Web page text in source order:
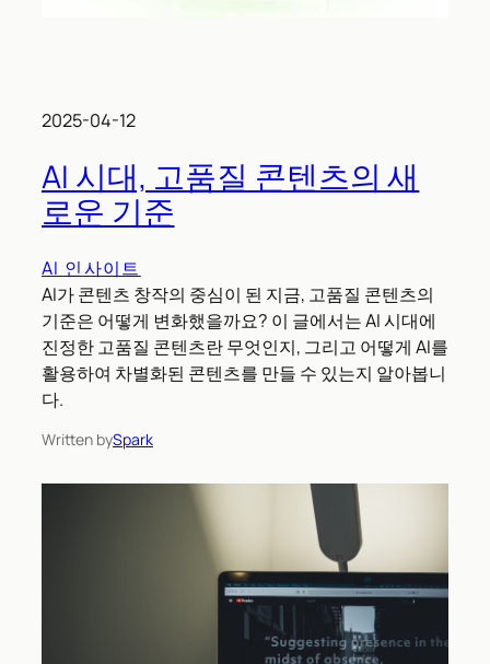
2025-04-12
AI 시대, 고품질 콘텐츠의 새
로운 기준
AI 인사이트
AI가 콘텐츠 창작의 중심이 된 지금, 고품질 콘텐츠의
기준은 어떻게 변화했을까요? 이 글에서는 AI 시대에
진정한 고품질 콘텐츠란 무엇인지, 그리고 어떻게 AI를
활용하여 차별화된 콘텐츠를 만들 수 있는지 알아봅니
다.
Written bySpark